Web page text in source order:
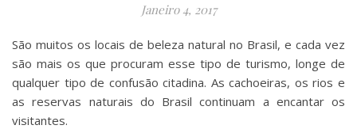
Janeiro 4, 2017
São muitos os locais de beleza natural no Brasil, e cada vez
são mais os que procuram esse tipo de turismo, longe de
qualquer tipo de confusão citadina. As cachoeiras, os rios e
as reservas naturais do Brasil continuam a encantar os
visitantes.